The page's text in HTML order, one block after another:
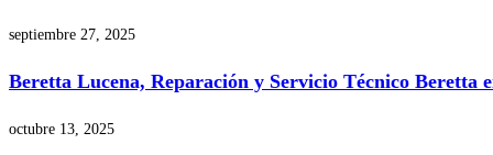
septiembre 27, 2025
Beretta Lucena, Reparación y Servicio Técnico Beretta
octubre 13, 2025